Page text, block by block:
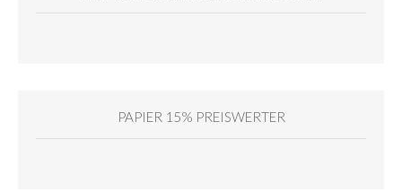
PAPIER 15% PREISWERTER